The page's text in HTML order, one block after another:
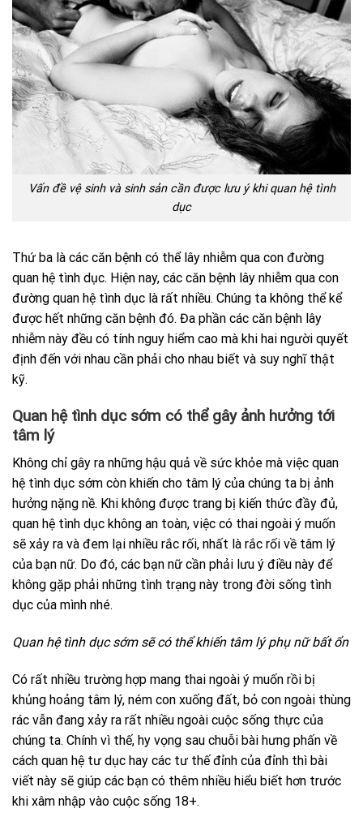
Vấn đề vệ sinh và sinh sản cần được lưu ý khi quan hệ tình
dục
Thứ ba là các căn bệnh có thể lây nhiễm qua con đường
quan hệ tình dục. Hiện nay, các căn bệnh lây nhiễm qua con
đường quan hệ tình dục là rất nhiều. Chúng ta không thể kể
được hết những căn bệnh đó. Đa phần các căn bệnh lây
nhiễm này đều có tính nguy hiểm cao mà khi hai người quyết
định đến với nhau cần phải cho nhau biết và suy nghĩ thật
kỹ.
Quan hệ tình dục sớm có thể gây ảnh hưởng tới
tâm lý
Không chỉ gây ra những hậu quả về sức khỏe mà việc quan
hệ tình dục sớm còn khiến cho tâm lý của chúng ta bị ảnh
hưởng nặng nề. Khi không được trang bị kiến thức đầy đủ,
quan hệ tình dục không an toàn, việc có thai ngoài ý muốn
sẽ xảy ra và đem lại nhiều rắc rối, nhất là rắc rối về tâm lý
của bạn nữ. Do đó, các bạn nữ cần phải lưu ý điều này để
không gặp phải những tình trạng này trong đời sống tình
dục của mình nhé.
Quan hệ tình dục sớm sẽ có thể khiến tâm lý phụ nữ bất ổn
Có rất nhiều trường hợp mang thai ngoài ý muốn rồi bị
khủng hoảng tâm lý, ném con xuống đất, bỏ con ngoài thùng
rác vẫn đang xảy ra rất nhiều ngoài cuộc sống thực của
chúng ta. Chính vì thế, hy vọng sau chuỗi bài hưng phấn về
cách quan hệ tư dục hay các tư thế đỉnh của đỉnh thì bài
viết này sẽ giúp các bạn có thêm nhiều hiểu biết hơn trước
khi xâm nhập vào cuộc sống 18+.